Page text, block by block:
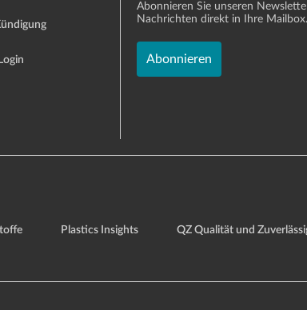
Abonnieren Sie unseren
Nachrichten direkt in Ihre Mailbox.
Abonnieren
Plastics Insights QZ Qualität und